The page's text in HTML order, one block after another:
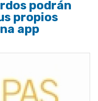
podrán
propios
app